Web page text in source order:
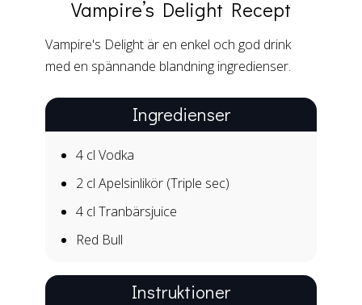
Vampire’s Delight Recept
Vampire's Delight är en enkel och god drink
med en spännande blandning ingredienser.
Ingredienser
4 cl Vodka
2 cl Apelsinlikör (Triple sec)
4 cl Tranbärsjuice
Red Bull
Instruktioner